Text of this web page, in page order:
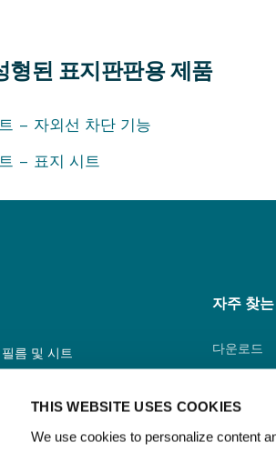
THIS WEBSITE USES COOKIES
We use cookies to personalize content
형된 표지판판용 제품
– 자외선 차단 기능
– 표지 시트
름 및 시트
자주 찾
다운로드